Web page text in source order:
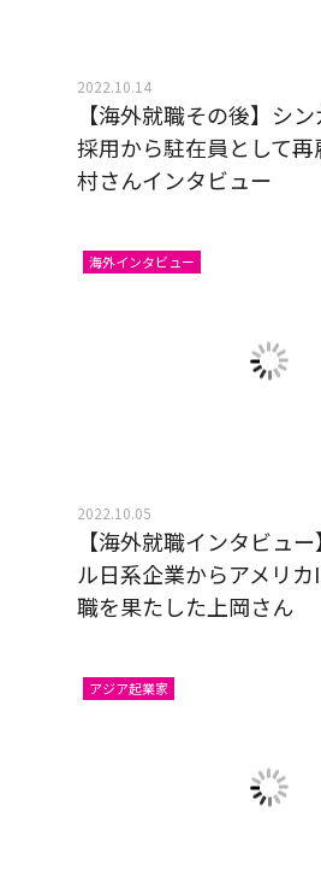
2022.10.14
【海外就職その後】シ
採用から駐在員として
村さんインタビュー
海外インタビュー
2022.10.05
【海外就職インタビュ
ル日系企業からアメリ
職を果たした上岡さん
アジア起業家